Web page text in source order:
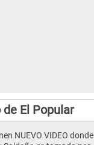
El Popular
NUEVO VIDEO donde